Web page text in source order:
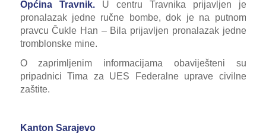
Općina Travnik. U centru Travnika prijavljen je
pronalazak jedne ručne bombe, dok je na putnom
pravcu Čukle Han – Bila prijavljen pronalazak jedne
tromblonske mine.
O zaprimljenim informacijama obaviješteni su
pripadnici Tima za UES Federalne uprave civilne
zaštite.
Kanton Sarajevo